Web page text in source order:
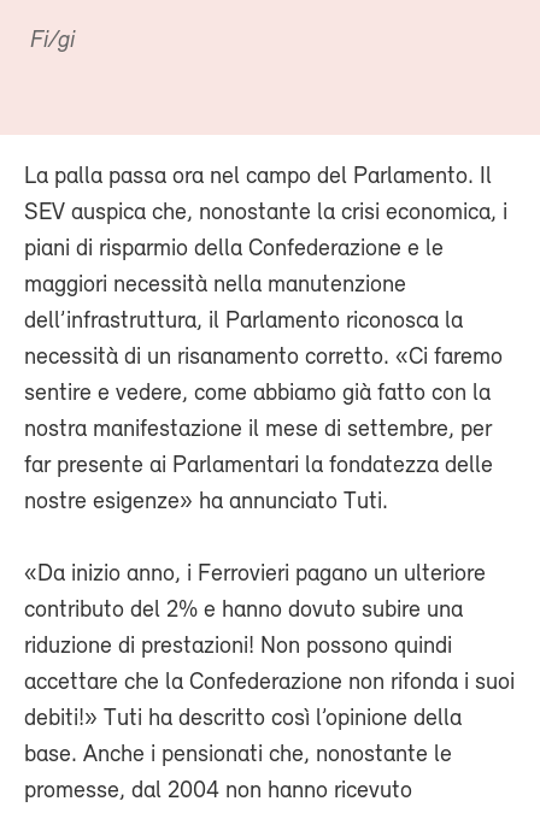
Fi/gi
La palla passa ora nel campo del Parlamento. Il
SEV auspica che, nonostante la crisi economica, i
piani di risparmio della Confederazione e le
maggiori necessità nella manutenzione
dell’infrastruttura, il Parlamento riconosca la
necessità di un risanamento corretto. «Ci faremo
sentire e vedere, come abbiamo già fatto con la
nostra manifestazione il mese di settembre, per
far presente ai Parlamentari la fondatezza delle
nostre esigenze» ha annunciato Tuti.
«Da inizio anno, i Ferrovieri pagano un ulteriore
contributo del 2% e hanno dovuto subire una
riduzione di prestazioni! Non possono quindi
accettare che la Confederazione non rifonda i suoi
debiti!» Tuti ha descritto così l’opinione della
base. Anche i pensionati che, nonostante le
promesse, dal 2004 non hanno ricevuto